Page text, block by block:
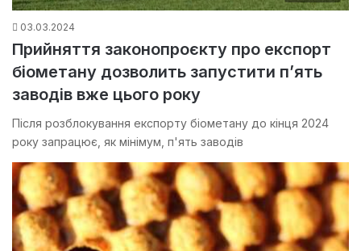
03.03.2024
Прийняття законопроєкту про експорт
біометану дозволить запустити п’ять
заводів вже цього року
Після розблокування експорту біометану до кінця 2024
року запрацює, як мінімум, п'ять заводів